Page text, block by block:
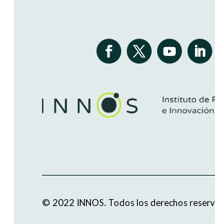
© 2022 INNOS. Todos los derechos